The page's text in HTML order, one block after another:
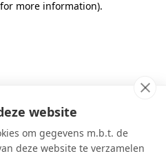
website
om gegevens m.b.t. de
deze website te verzamelen
more information).